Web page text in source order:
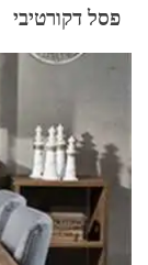
פסל דקורטיבי